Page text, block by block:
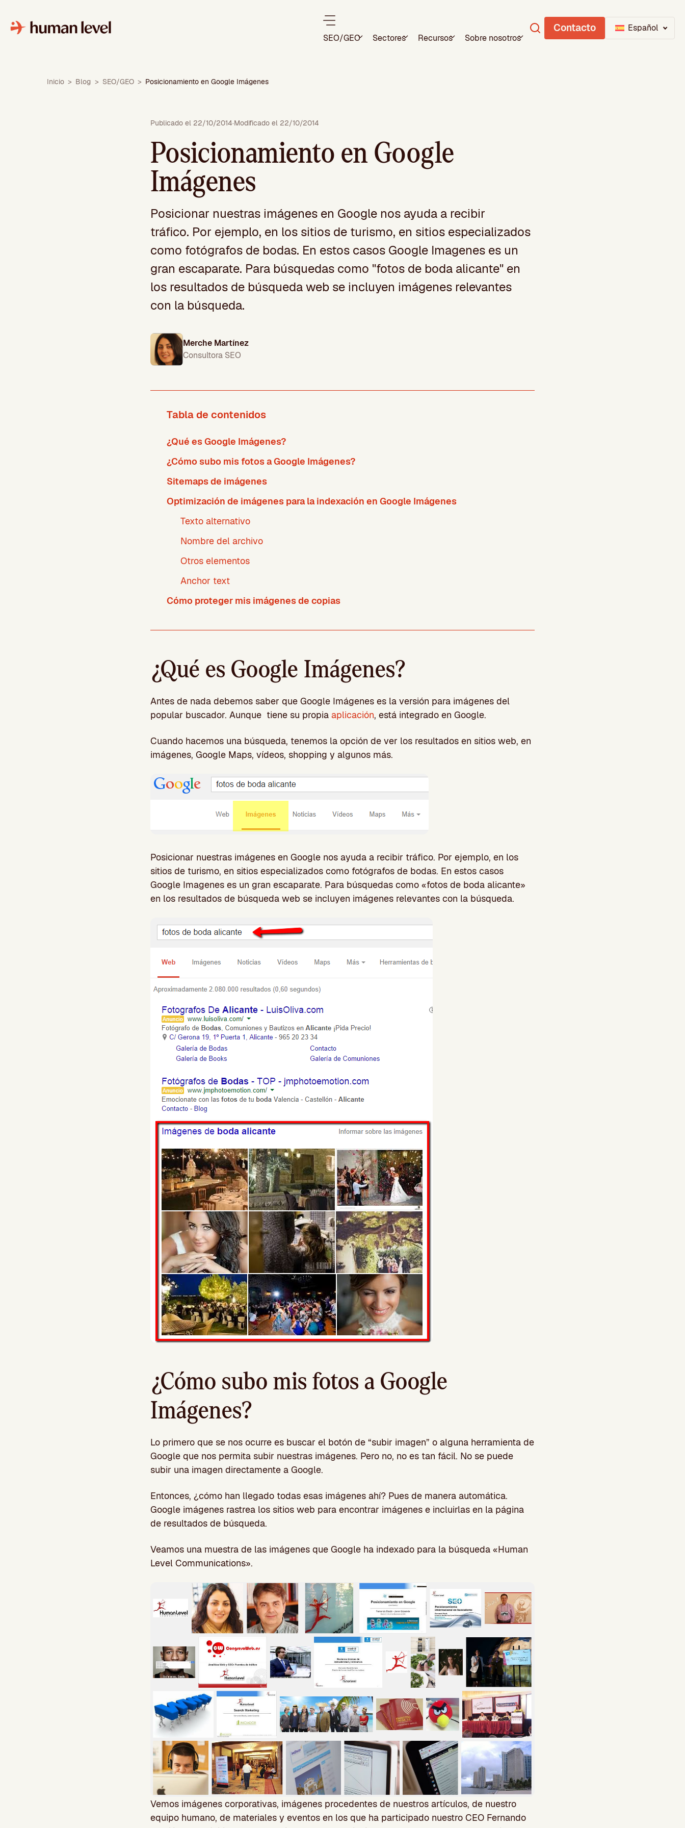
contenido
SEO/GEO Sectores Recursos Sobre nosotros
Contacto Español
Inicio > Blog > SEO/GEO > Posicionamiento en Google Imágenes
Publicado el 22/10/2014·Modificado el 22/10/2014
Posicionamiento en Google
Imágenes
Posicionar nuestras imágenes en Google nos ayuda a recibir
tráfico. Por ejemplo, en los sitios de turismo, en sitios especializados
como fotógrafos de bodas. En estos casos Google Imagenes es un
gran escaparate. Para búsquedas como "fotos de boda alicante" en
los resultados de búsqueda web se incluyen imágenes relevantes
con la búsqueda.
Merche Martínez
Consultora SEO
Tabla de contenidos
¿Qué es Google Imágenes?
¿Cómo subo mis fotos a Google Imágenes?
Sitemaps de imágenes
Optimización de imágenes para la indexación en Google Imágenes
Texto alternativo
Nombre del archivo
Otros elementos
Anchor text
Cómo proteger mis imágenes de copias
¿Qué es Google Imágenes?
Antes de nada debemos saber que Google Imágenes es la versión para imágenes del
popular buscador. Aunque tiene su propia aplicación, está integrado en Google.
Cuando hacemos una búsqueda, tenemos la opción de ver los resultados en sitios web, en
imágenes, Google Maps, vídeos, shopping y algunos más.
Posicionar nuestras imágenes en Google nos ayuda a recibir tráfico. Por ejemplo, en los
sitios de turismo, en sitios especializados como fotógrafos de bodas. En estos casos
Google Imagenes es un gran escaparate. Para búsquedas como «fotos de boda alicante»
en los resultados de búsqueda web se incluyen imágenes relevantes con la búsqueda.
¿Cómo subo mis fotos a Google
Imágenes?
Lo primero que se nos ocurre es buscar el botón de “subir imagen” o alguna herramienta de
Google que nos permita subir nuestras imágenes. Pero no, no es tan fácil. No se puede
subir una imagen directamente a Google.
Entonces, ¿cómo han llegado todas esas imágenes ahí? Pues de manera automática.
Google imágenes rastrea los sitios web para encontrar imágenes e incluirlas en la página
de resultados de búsqueda.
Veamos una muestra de las imágenes que Google ha indexado para la búsqueda «Human
Level Communications».
Vemos imágenes corporativas, imágenes procedentes de nuestros artículos, de nuestro
equipo humano, de materiales y eventos en los que ha participado nuestro CEO Fernando